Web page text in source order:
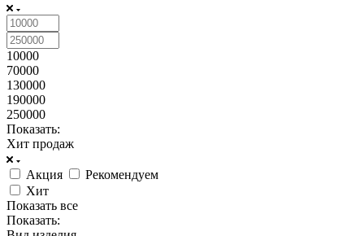
10000
70000
130000
190000
250000
Показать:
Хит продаж
Акция
Рекомендуем
Хит
Показать все
Показать: